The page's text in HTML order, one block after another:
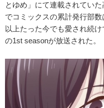
とゆめ」にて連載されてい
でコミックスの累計発行部
以上たった今でも愛され続
の1st seasonが放送された。